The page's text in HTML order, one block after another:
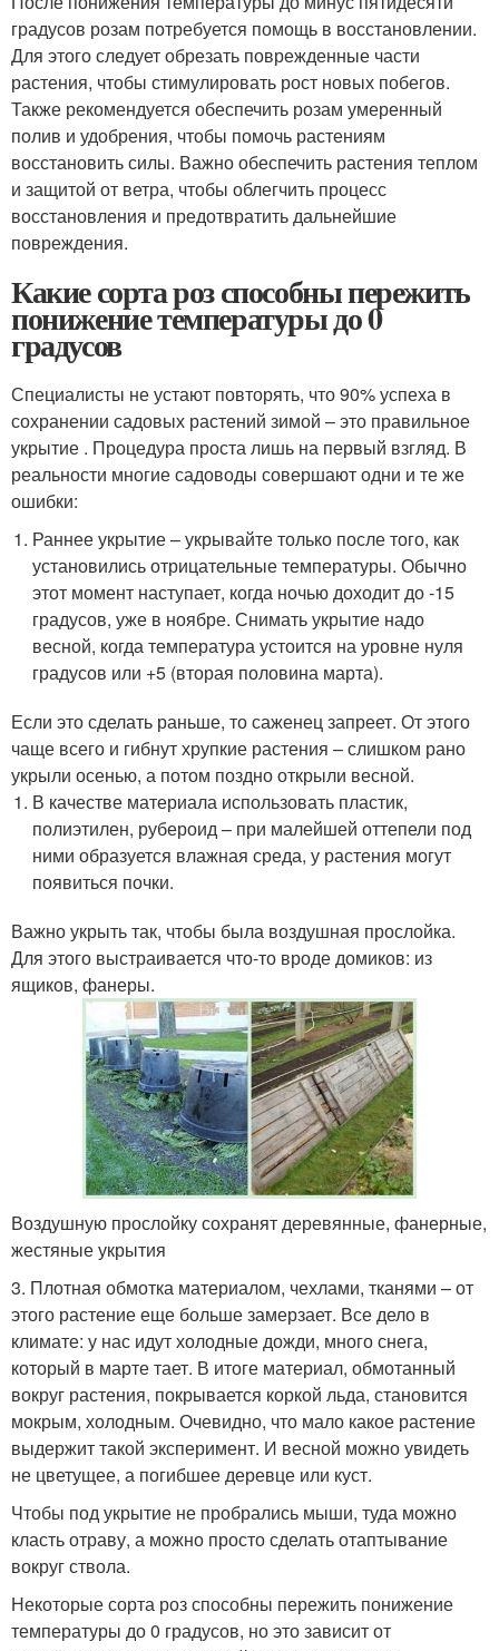
градусов розам потребуется помощь в восстановлении.
Для этого следует обрезать поврежденные части
растения, чтобы стимулировать рост новых побегов.
Также рекомендуется обеспечить розам умеренный
полив и удобрения, чтобы помочь растениям
восстановить силы. Важно обеспечить растения теплом
и защитой от ветра, чтобы облегчить процесс
восстановления и предотвратить дальнейшие
повреждения.
Какие сорта роз способны пережить
понижение температуры до 0
градусов
Специалисты не устают повторять, что 90% успеха в
сохранении садовых растений зимой – это правильное
укрытие . Процедура проста лишь на первый взгляд. В
реальности многие садоводы совершают одни и те же
ошибки:
Раннее укрытие – укрывайте только после того, как
установились отрицательные температуры. Обычно
этот момент наступает, когда ночью доходит до -15
градусов, уже в ноябре. Снимать укрытие надо
весной, когда температура устоится на уровне нуля
градусов или +5 (вторая половина марта).
Если это сделать раньше, то саженец запреет. От этого
чаще всего и гибнут хрупкие растения – слишком рано
укрыли осенью, а потом поздно открыли весной.
В качестве материала использовать пластик,
полиэтилен, рубероид – при малейшей оттепели под
ними образуется влажная среда, у растения могут
появиться почки.
Важно укрыть так, чтобы была воздушная прослойка.
Для этого выстраивается что-то вроде домиков: из
ящиков, фанеры.
Воздушную прослойку сохранят деревянные, фанерные,
жестяные укрытия
3. Плотная обмотка материалом, чехлами, тканями – от
этого растение еще больше замерзает. Все дело в
климате: у нас идут холодные дожди, много снега,
который в марте тает. В итоге материал, обмотанный
вокруг растения, покрывается коркой льда, становится
мокрым, холодным. Очевидно, что мало какое растение
выдержит такой эксперимент. И весной можно увидеть
не цветущее, а погибшее деревце или куст.
Чтобы под укрытие не пробрались мыши, туда можно
класть отраву, а можно просто сделать отаптывание
вокруг ствола.
Некоторые сорта роз способны пережить понижение
температуры до 0 градусов, но это зависит от